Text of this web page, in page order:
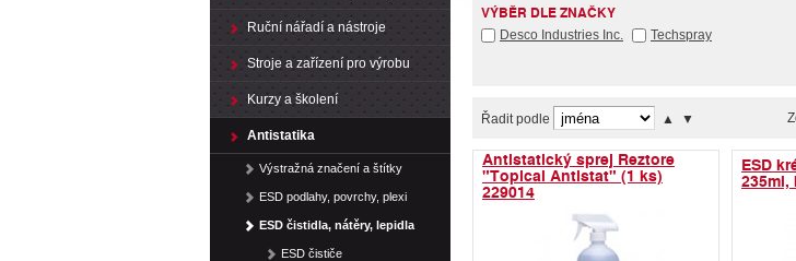
VÝBĚR DLE ZNAČKY
Desco Industries Inc.
Techspray
Řadit podle ▲ ▼
Antistatický sprej Reztore
"Topical Antistat" (1 ks)
229014
ESD
235ml,
Ruční nářadí a nástroje
Stroje a zařízení pro výrobu
Kurzy a školení
Antistatika
Výstražná značení a štítky
ESD podlahy, povrchy, plexi
ESD čistidla, nátěry, lepidla
ESD čističe